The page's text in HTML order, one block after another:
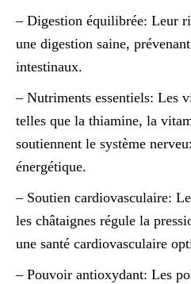
– Digestion équilibrée: Leur
une digestion saine,
intestinaux.
– Nutriments essentiels: Les
telles que la thiamine, la
soutiennent le système
énergétique.
– Soutien cardiovasculaire:
les châtaignes régule la
une santé cardiovasculaire
– Pouvoir antioxydant: Les